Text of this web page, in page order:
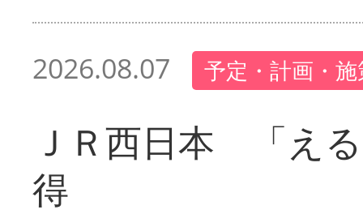
2026.08.07 予定・計画・
ＪＲ西日本 「え
得